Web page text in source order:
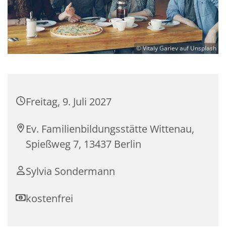
© Vitaly Gariev auf Unsplash
Freitag, 9. Juli 2027
Ev. Familienbildungsstätte Wittenau,
Spießweg 7, 13437 Berlin
Sylvia Sondermann
kostenfrei